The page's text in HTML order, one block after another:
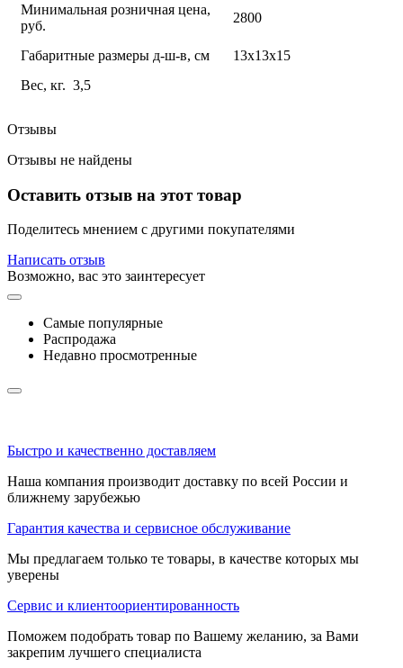
Минимальная розничная цена,
руб.
2800
Габаритные размеры д-ш-в, см
13х13х15
Вес, кг. 3,5
Отзывы
Отзывы не найдены
Оставить отзыв на этот товар
Поделитесь мнением с другими покупателями
Написать отзыв
Возможно, вас это заинтересует
Самые популярные
Распродажа
Недавно просмотренные
Быстро и качественно доставляем
Наша компания производит доставку по всей России и
ближнему зарубежью
Гарантия качества и сервисное обслуживание
Мы предлагаем только те товары, в качестве которых мы
уверены
Сервис и клиентоориентированность
Поможем подобрать товар по Вашему желанию, за Вами
закрепим лучшего специалиста